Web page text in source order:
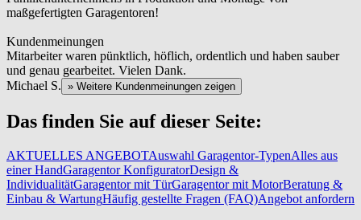
maßgefertigten Garagentoren!
Kundenmeinungen
Mitarbeiter waren pünktlich, höflich, ordentlich und haben sauber
und genau gearbeitet. Vielen Dank.
Michael S. » Weitere Kundenmeinungen zeigen
Das finden Sie auf dieser Seite:
AKTUELLES ANGEBOTAuswahl Garagentor-TypenAlles aus
einer HandGaragentor KonfiguratorDesign &
IndividualitätGaragentor mit TürGaragentor mit MotorBeratung &
Einbau & WartungHäufig gestellte Fragen (FAQ)Angebot anfordern